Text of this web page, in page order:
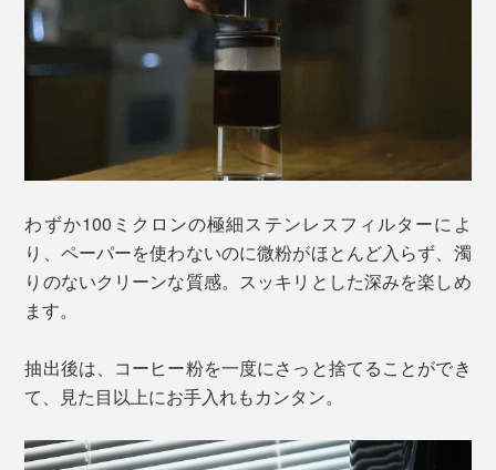
わずか100ミクロンの極細ステンレスフィルターによ
り、ペーパーを使わないのに微粉がほとんど入らず、濁
りのないクリーンな質感。スッキリとした深みを楽しめ
ます。
抽出後は、コーヒー粉を一度にさっと捨てることができ
て、見た目以上にお手入れもカンタン。